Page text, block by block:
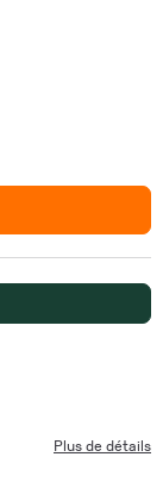
Plus de détails